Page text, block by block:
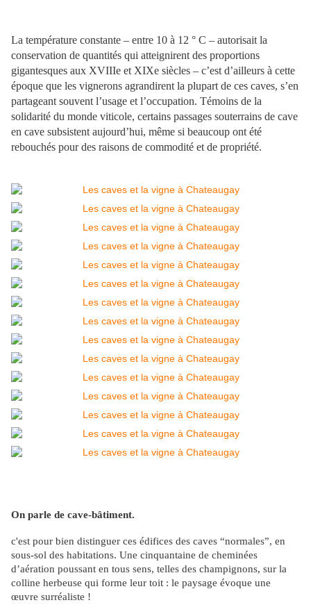
La température constante – entre 10 à 12 ° C – autorisait la
conservation de quantités qui atteignirent des proportions
gigantesques aux XVIIIe et XIXe siècles – c’est d’ailleurs à cette
époque que les vignerons agrandirent la plupart de ces caves, s’en
partageant souvent l’usage et l’occupation. Témoins de la
solidarité du monde viticole, certains passages souterrains de cave
en cave subsistent aujourd’hui, même si beaucoup ont été
rebouchés pour des raisons de commodité et de propriété.
On parle de cave-bâtiment.
c'est pour bien distinguer ces édifices des caves “normales”, en
sous-sol des habitations. Une cinquantaine de cheminées
d’aération poussant en tous sens, telles des champignons, sur la
colline herbeuse qui forme leur toit : le paysage évoque une
œuvre surréaliste !